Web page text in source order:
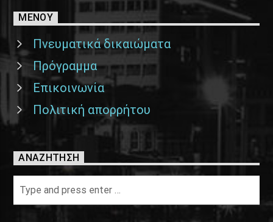
ΜΕΝΟΥ
Πνευματικά δικαιώματα
Πρόγραμμα
Επικοινωνία
Πολιτική απορρήτου
ΑΝΑΖΉΤΗΣΗ